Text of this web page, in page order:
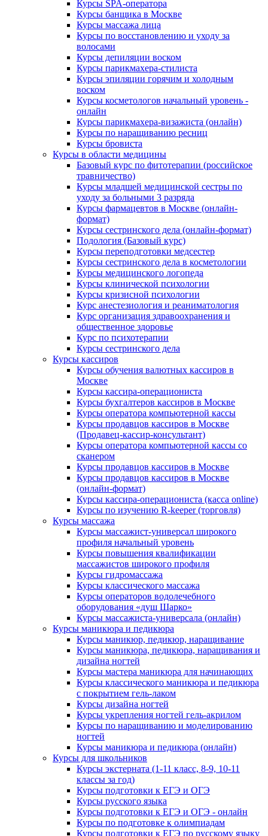
Курсы SPA-оператора
Курсы банщика в Москве
Курсы массажа лица
Курсы по восстановлению и уходу за
волосами
Курсы депиляции воском
Курсы парикмахера-стилиста
Курсы эпиляции горячим и холодным
воском
Курсы косметологов начальный уровень -
онлайн
Курсы парикмахера-визажиста (онлайн)
Курсы по наращиванию ресниц
Курсы бровиста
Курсы в области медицины
Базовый курс по фитотерапии (российское
травничество)
Курсы младшей медицинской сестры по
уходу за больными 3 разряда
Курсы фармацевтов в Москве (онлайн-
формат)
Курсы сестринского дела (онлайн-формат)
Подология (Базовый курс)
Курсы переподготовки медсестер
Курсы сестринского дела в косметологии
Курсы медицинского логопеда
Курсы клинической психологии
Курсы кризисной психологии
Курс анестезиология и реаниматология
Курс организация здравоохранения и
общественное здоровье
Курс по психотерапии
Курсы сестринского дела
Курсы кассиров
Курсы обучения валютных кассиров в
Москве
Курсы кассира-операциониста
Курсы бухгалтеров кассиров в Москве
Курсы оператора компьютерной кассы
Курсы продавцов кассиров в Москве
(Продавец-кассир-консультант)
Курсы оператора компьютерной кассы со
сканером
Курсы продавцов кассиров в Москве
Курсы продавцов кассиров в Москве
(онлайн-формат)
Курсы кассира-операциониста (касса online)
Курсы по изучению R-keeper (торговля)
Курсы массажа
Курсы массажист-универсал широкого
профиля начальный уровень
Курсы повышения квалификации
массажистов широкого профиля
Курсы гидромассажа
Курсы классического массажа
Курсы операторов водолечебного
оборудования «душ Шарко»
Курсы массажиста-универсала (онлайн)
Курсы маникюра и педикюра
Курсы маникюр, педикюр, наращивание
Курсы маникюра, педикюра, наращивания и
дизайна ногтей
Курсы мастера маникюра для начинающих
Курсы классического маникюра и педикюра
с покрытием гель-лаком
Курсы дизайна ногтей
Курсы укрепления ногтей гель-акрилом
Курсы по наращиванию и моделированию
ногтей
Курсы маникюра и педикюра (онлайн)
Курсы для школьников
Курсы экстерната (1-11 класс, 8-9, 10-11
классы за год)
Курсы подготовки к ЕГЭ и ОГЭ
Курсы русского языка
Курсы подготовки к ЕГЭ и ОГЭ - онлайн
Курсы по подготовке к олимпиадам
Курсы подготовки к ЕГЭ по русскому языку